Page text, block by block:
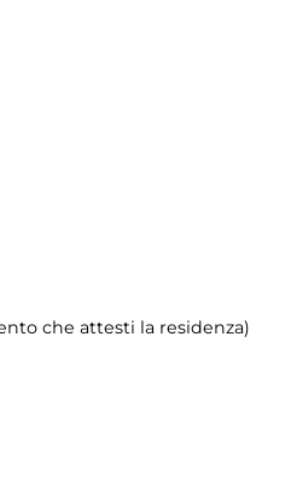
che attesti la residenza)